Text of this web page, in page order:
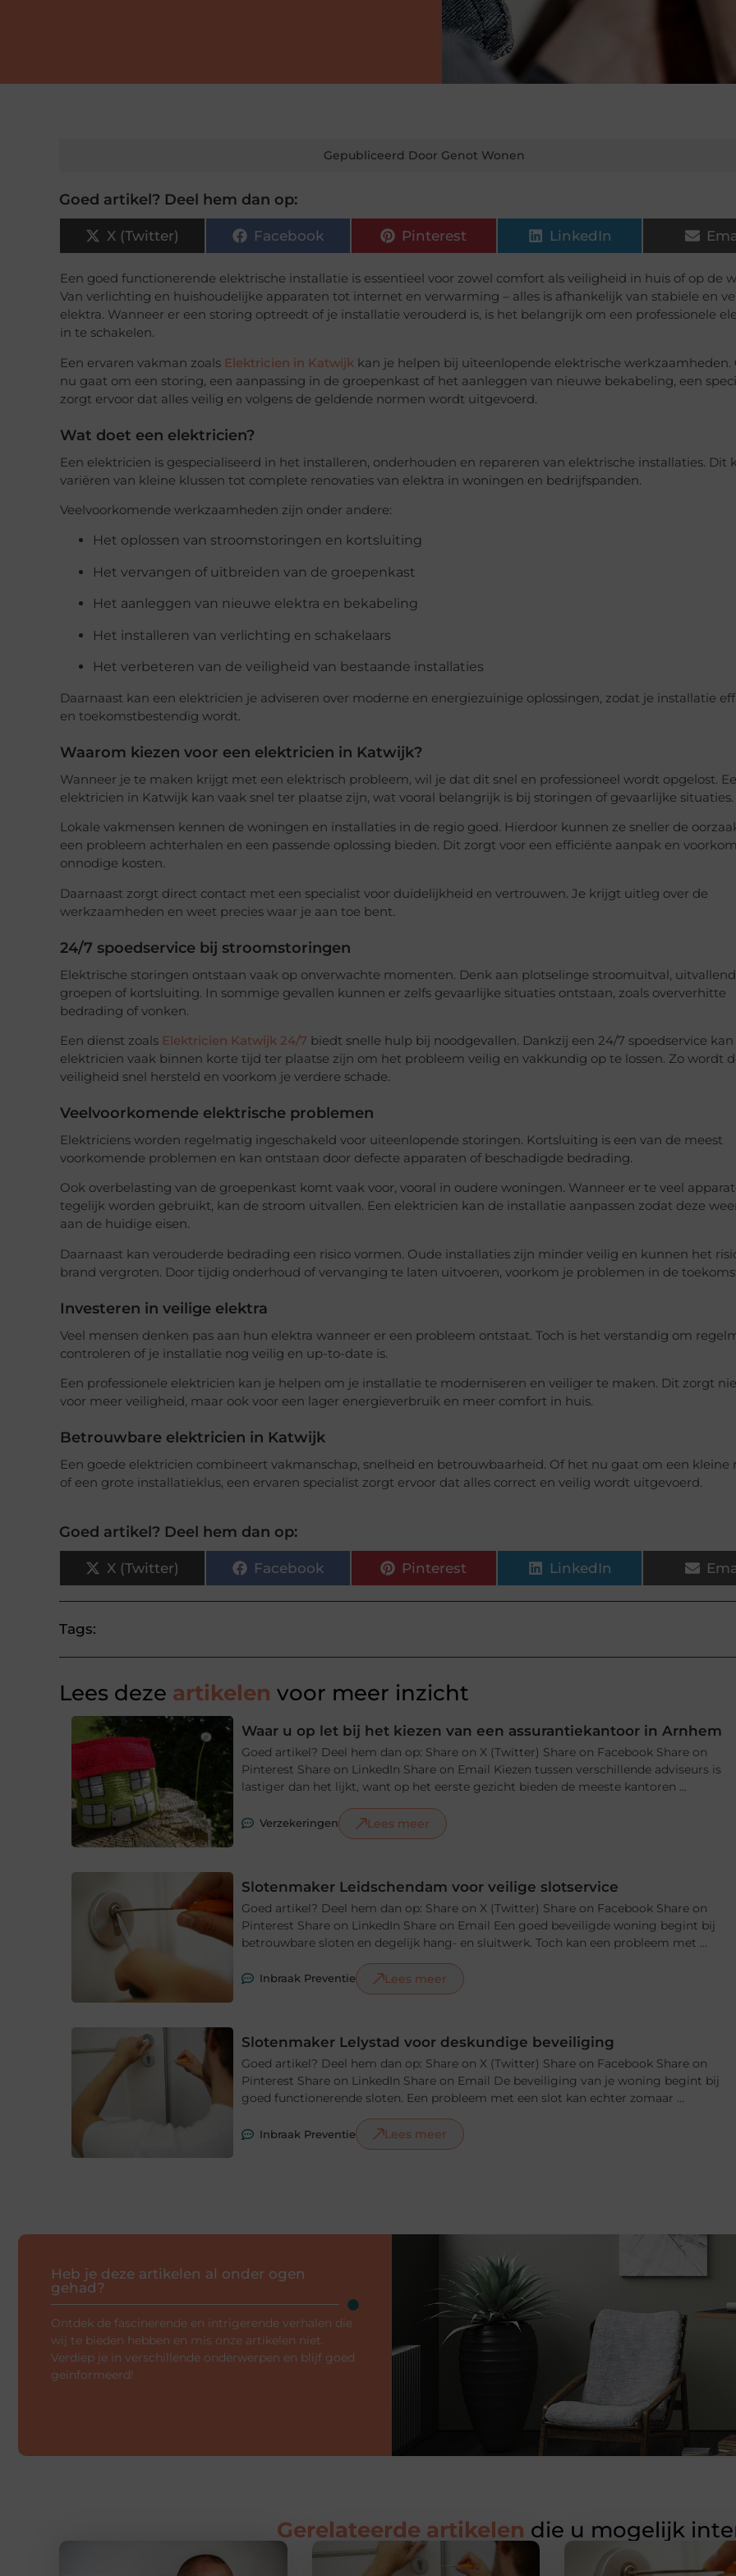
Gepubliceerd Door Genot Wonen
Goed artikel? Deel hem dan op:
X (Twitter) Facebook Pinterest LinkedIn
Een goed functionerende elektrische installatie is essentieel voor zowel comfort als veiligheid in huis of op de
Van verlichting en huishoudelijke apparaten tot internet en verwarming – alles is afhankelijk van stabiele en
elektra. Wanneer er een storing optreedt of je installatie verouderd is, is het belangrijk om een professionele
in te schakelen.
Een ervaren vakman zoals Elektricien in Katwijk kan je helpen bij uiteenlopende elektrische werkzaamheden.
nu gaat om een storing, een aanpassing in de groepenkast of het aanleggen van nieuwe bekabeling, een
zorgt ervoor dat alles veilig en volgens de geldende normen wordt uitgevoerd.
Wat doet een elektricien?
Een elektricien is gespecialiseerd in het installeren, onderhouden en repareren van elektrische installaties. Dit
variëren van kleine klussen tot complete renovaties van elektra in woningen en bedrijfspanden.
Veelvoorkomende werkzaamheden zijn onder andere:
Het oplossen van stroomstoringen en kortsluiting
Het vervangen of uitbreiden van de groepenkast
Het aanleggen van nieuwe elektra en bekabeling
Het installeren van verlichting en schakelaars
Het verbeteren van de veiligheid van bestaande installaties
Daarnaast kan een elektricien je adviseren over moderne en energiezuinige oplossingen, zodat je installatie
en toekomstbestendig wordt.
Waarom kiezen voor een elektricien in Katwijk?
Wanneer je te maken krijgt met een elektrisch probleem, wil je dat dit snel en professioneel wordt opgelost.
elektricien in Katwijk kan vaak snel ter plaatse zijn, wat vooral belangrijk is bij storingen of gevaarlijke situaties.
Lokale vakmensen kennen de woningen en installaties in de regio goed. Hierdoor kunnen ze sneller de
een probleem achterhalen en een passende oplossing bieden. Dit zorgt voor een efficiënte aanpak en
onnodige kosten.
Daarnaast zorgt direct contact met een specialist voor duidelijkheid en vertrouwen. Je krijgt uitleg over de
werkzaamheden en weet precies waar je aan toe bent.
24/7 spoedservice bij stroomstoringen
Elektrische storingen ontstaan vaak op onverwachte momenten. Denk aan plotselinge stroomuitval,
groepen of kortsluiting. In sommige gevallen kunnen er zelfs gevaarlijke situaties ontstaan, zoals oververhitte
bedrading of vonken.
Een dienst zoals Elektricien Katwijk 24/7 biedt snelle hulp bij noodgevallen. Dankzij een 24/7 spoedservice kan
elektricien vaak binnen korte tijd ter plaatse zijn om het probleem veilig en vakkundig op te lossen. Zo wordt
veiligheid snel hersteld en voorkom je verdere schade.
Veelvoorkomende elektrische problemen
Elektriciens worden regelmatig ingeschakeld voor uiteenlopende storingen. Kortsluiting is een van de meest
voorkomende problemen en kan ontstaan door defecte apparaten of beschadigde bedrading.
Ook overbelasting van de groepenkast komt vaak voor, vooral in oudere woningen. Wanneer er te veel
tegelijk worden gebruikt, kan de stroom uitvallen. Een elektricien kan de installatie aanpassen zodat deze
aan de huidige eisen.
Daarnaast kan verouderde bedrading een risico vormen. Oude installaties zijn minder veilig en kunnen het
brand vergroten. Door tijdig onderhoud of vervanging te laten uitvoeren, voorkom je problemen in de
Investeren in veilige elektra
Veel mensen denken pas aan hun elektra wanneer er een probleem ontstaat. Toch is het verstandig om
controleren of je installatie nog veilig en up-to-date is.
Een professionele elektricien kan je helpen om je installatie te moderniseren en veiliger te maken. Dit zorgt
voor meer veiligheid, maar ook voor een lager energieverbruik en meer comfort in huis.
Betrouwbare elektricien in Katwijk
Een goede elektricien combineert vakmanschap, snelheid en betrouwbaarheid. Of het nu gaat om een kleine
of een grote installatieklus, een ervaren specialist zorgt ervoor dat alles correct en veilig wordt uitgevoerd.
Goed artikel? Deel hem dan op:
X (Twitter) Facebook Pinterest LinkedIn
Tags:
Lees deze artikelen voor meer inzicht
Waar u op let bij het kiezen van een assurantiekantoor in Arnhem
Goed artikel? Deel hem dan op: Share on X (Twitter) Share on Facebook Share on
Pinterest Share on LinkedIn Share on Email Kiezen tussen verschillende adviseurs is
lastiger dan het lijkt, want op het eerste gezicht bieden de meeste kantoren ...
Verzekeringen Lees meer
Slotenmaker Leidschendam voor veilige slotservice
Goed artikel? Deel hem dan op: Share on X (Twitter) Share on Facebook Share on
Pinterest Share on LinkedIn Share on Email Een goed beveiligde woning begint bij
betrouwbare sloten en degelijk hang- en sluitwerk. Toch kan een probleem met ...
Inbraak Preventie Lees meer
Slotenmaker Lelystad voor deskundige beveiliging
Goed artikel? Deel hem dan op: Share on X (Twitter) Share on Facebook Share on
Pinterest Share on LinkedIn Share on Email De beveiliging van je woning begint bij
goed functionerende sloten. Een probleem met een slot kan echter zomaar ...
Inbraak Preventie Lees meer
Heb je deze artikelen al onder ogen
gehad?
Ontdek de fascinerende en intrigerende verhalen die
wij te bieden hebben en mis onze artikelen niet.
Verdiep je in verschillende onderwerpen en blijf goed
geïnformeerd!
Gerelateerde artikelen die u mogelijk